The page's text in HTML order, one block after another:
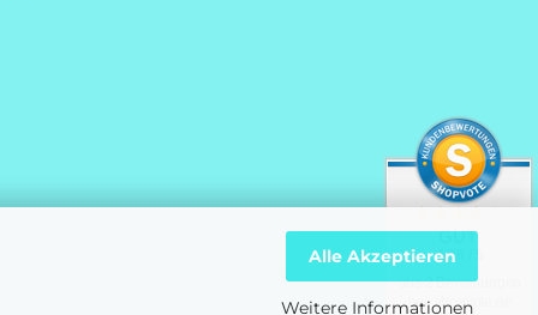
Alle Akzeptieren
Weitere Informationen
GUT
4.36 / 5
aus 2 Bewertungen
bei: shopvote.de